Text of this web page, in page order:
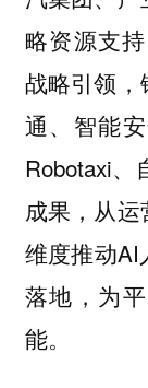
略资源支
战略引领
通、智能
Robotaxi
成果，从
维度推动AI
落地，为
能。